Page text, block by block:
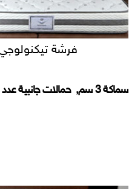
فرشة
سماكة 3 سم, حمالات جانبية عدد 4